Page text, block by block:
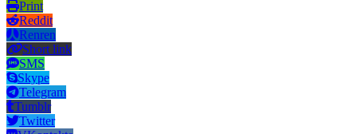
Print
Reddit
Renren
Short link
SMS
Skype
Telegram
Tumblr
Twitter